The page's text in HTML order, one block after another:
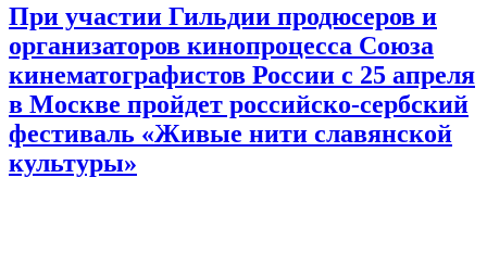
При участии Гильдии продюсеров и
организаторов кинопроцесса Союза
кинематографистов России с 25 апреля
в Москве пройдет российско-сербский
фестиваль «Живые нити славянской
культуры»